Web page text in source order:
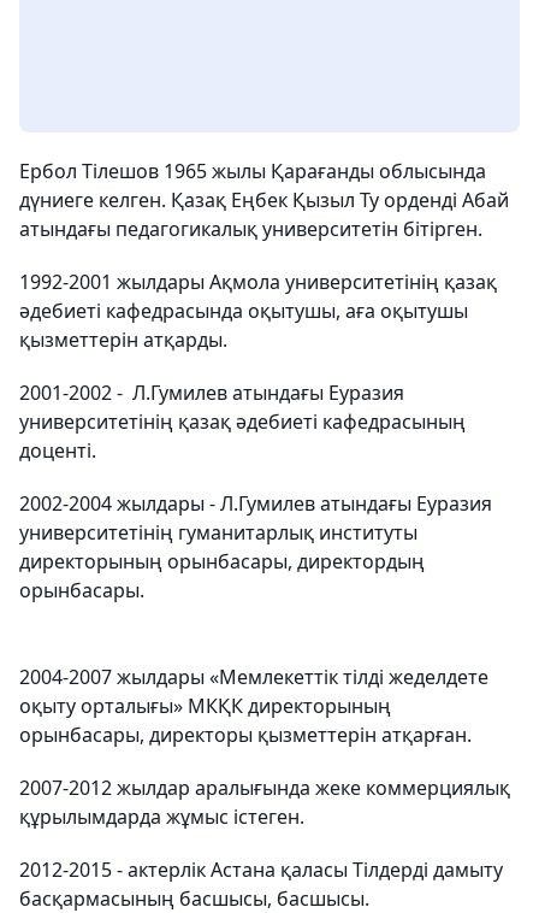
Ербол Тілешов 1965 жылы Қарағанды ​​облысында
дүниеге келген. Қазақ Еңбек Қызыл Ту орденді Абай
атындағы педагогикалық университетін бітірген.
1992-2001 жылдары Ақмола университетінің қазақ
әдебиеті кафедрасында оқытушы, аға оқытушы
қызметтерін атқарды.
2001-2002 - Л.Гумилев атындағы Еуразия
университетінің қазақ әдебиеті кафедрасының
доценті.
2002-2004 жылдары - Л.Гумилев атындағы Еуразия
университетінің гуманитарлық институты
директорының орынбасары, директордың
орынбасары.
2004-2007 жылдары «Мемлекеттік тілді жеделдете
оқыту орталығы» МКҚК директорының
орынбасары, директоры қызметтерін атқарған.
2007-2012 жылдар аралығында жеке коммерциялық
құрылымдарда жұмыс істеген.
2012-2015 - актерлік Астана қаласы Тілдерді дамыту
басқармасының басшысы, басшысы.